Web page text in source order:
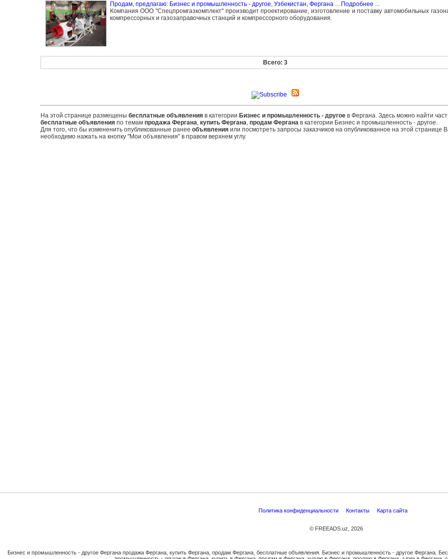
Продам, предлагаю: Бизнес и промышленность - другое, Узбекистан, Фергана... Подробнее ...
Компания ООО "Спецпромгазкомплект" производит проектирование, изготовление и поставку автомобильных
компрессорных и газозаправочных станций и компрессорного оборудования.
Всего: 3
На этой странице размещены бесплатные объявленияв категории Бизнес и промышленность - другоев Фергана. Здесь можно найти
бесплатные объявленияпо темам продажа Фергана, купить Фергана, продам Ферганав категории Бизнес и промышленность - другое.
Для того, что бы измененить опубликованные ранее объявленияили посмотреть запросы заказчиков на опубликованное на этой странице
необходимо нажать на кнопку "Мои объявления" в правом верхнем углу.
Политика конфиденциальности Контакты Карта сайта
© FREEADS.uz, 2026
Бизнес и промышленность - другое Фергана продажа Фергана, купить Фергана, продам Фергана, бесплатные объявления. Бизнес и промышленность - другое Фергана.